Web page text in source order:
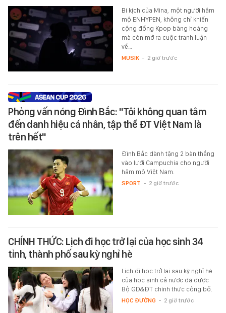
Bi kịch của Mina, một người hâm
mộ ENHYPEN, không chỉ khiến
cộng đồng Kpop bàng hoàng
mà còn mở ra cuộc tranh luận
về…
MUSIK - 2 giờ trước
Phỏng vấn nóng Đình Bắc: "Tôi không quan tâm
đến danh hiệu cá nhân, tập thể ĐT Việt Nam là
trên hết"
Đình Bắc dành tặng 2 bàn thắng
vào lưới Campuchia cho người
hâm mộ Việt Nam.
SPORT - 2 giờ trước
CHÍNH THỨC: Lịch đi học trở lại của học sinh 34
tỉnh, thành phố sau kỳ nghỉ hè
Lịch đi học trở lại sau kỳ nghỉ hè
của học sinh cả nước đã được
Bộ GD&ĐT chính thức công bố.
HỌC ĐƯỜNG - 2 giờ trước